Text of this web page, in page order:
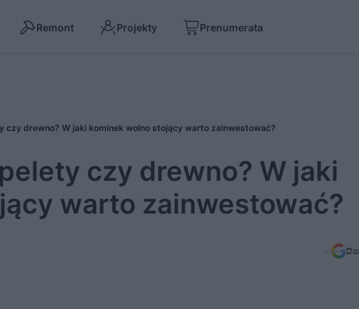
Remont Projekty Prenumerata
czy drewno? W jaki kominek wolno stojący warto zainwestować?
czy drewno? W jaki
warto zainwestować?